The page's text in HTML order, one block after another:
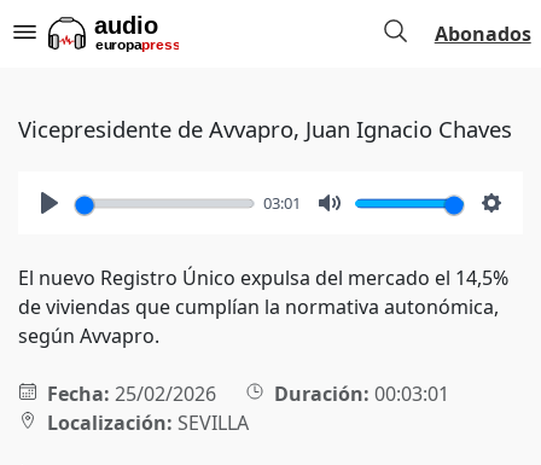
Abonados
Vicepresidente de Avvapro, Juan Ignacio Chaves
03:01
El nuevo Registro Único expulsa del mercado el 14,5%
de viviendas que cumplían la normativa autonómica,
según Avvapro.
Fecha: 25/02/2026 Duración: 00:03:01
Localización: SEVILLA